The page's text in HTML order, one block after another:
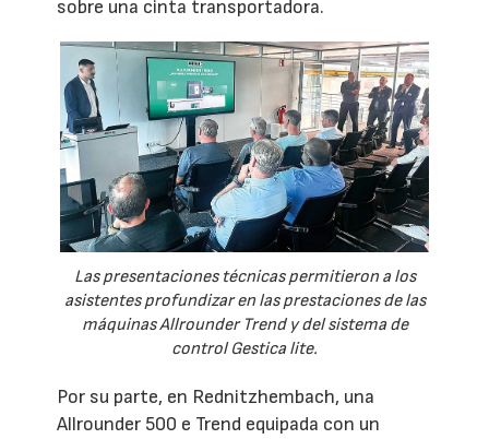
sobre una cinta transportadora.
Las presentaciones técnicas permitieron a los
asistentes profundizar en las prestaciones de las
máquinas Allrounder Trend y del sistema de
control Gestica lite.
Por su parte, en Rednitzhembach, una
Allrounder 500 e Trend equipada con un